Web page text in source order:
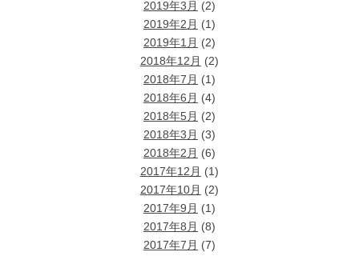
2019年3月 (2)
2019年2月 (1)
2019年1月 (2)
2018年12月 (2)
2018年7月 (1)
2018年6月 (4)
2018年5月 (2)
2018年3月 (3)
2018年2月 (6)
2017年12月 (1)
2017年10月 (2)
2017年9月 (1)
2017年8月 (8)
2017年7月 (7)